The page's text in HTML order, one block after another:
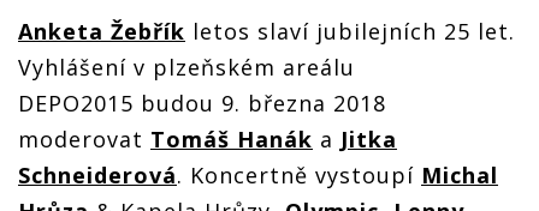
nebo
novou
desku U2
Žebřík,
Iron
Maiden a
Pearl Jam
novou
desku U2
nebo
novou
desku U2
nebo
Anketa Žebřík letos slaví jubilejních 25 let.
Vyhlášení v plzeňském areálu
DEPO2015 budou 9. března 2018
moderovat Tomáš Hanák a Jitka
Schneiderová. Koncertně vystoupí Michal